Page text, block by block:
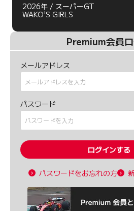
2026年 / スーパーGT
WAKO'S GIRLS
Premium会員
メールアドレス
パスワード
ログインする
パスワードをお忘れの方